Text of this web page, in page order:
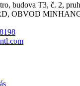
budova T3, č. 2,
OBVOD